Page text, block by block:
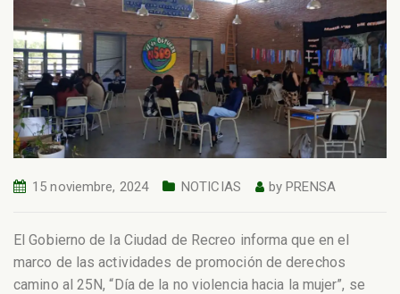
15 noviembre, 2024 NOTICIAS byPRENSA
El Gobierno de la Ciudad de Recreo informa que en el
marco de las actividades de promoción de derechos
camino al 25N, “Día de la no violencia hacia la mujer”, se